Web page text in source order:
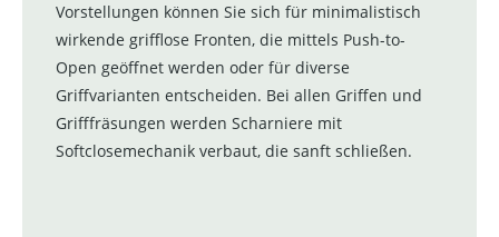
Vorstellungen können Sie sich für minimalistisch
wirkende grifflose Fronten, die mittels Push-to-
Open geöffnet werden oder für diverse
Griffvarianten entscheiden. Bei allen Griffen und
Grifffräsungen werden Scharniere mit
Softclosemechanik verbaut, die sanft schließen.